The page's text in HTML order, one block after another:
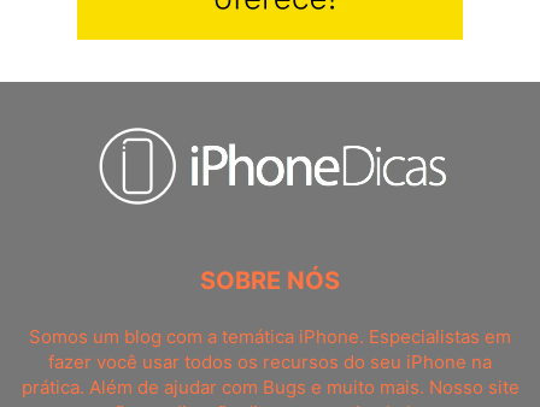
SOBRE NÓS
Somos um blog com a temática iPhone. Especialistas em
fazer você usar todos os recursos do seu iPhone na
prática. Além de ajudar com Bugs e muito mais. Nosso site